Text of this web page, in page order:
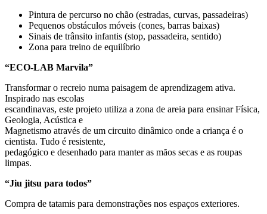
Pintura de percurso no chão (estradas, curvas, passadeiras)
Pequenos obstáculos móveis (cones, barras baixas)
Sinais de trânsito infantis (stop, passadeira, sentido)
Zona para treino de equilíbrio
“ECO-LAB Marvila”
Transformar o recreio numa paisagem de aprendizagem ativa.
Inspirado nas escolas
escandinavas, este projeto utiliza a zona de areia para ensinar Física,
Geologia, Acústica e
Magnetismo através de um circuito dinâmico onde a criança é o
cientista. Tudo é resistente,
pedagógico e desenhado para manter as mãos secas e as roupas
limpas.
“Jiu jitsu para todos”
Compra de tatamis para demonstrações nos espaços exteriores.